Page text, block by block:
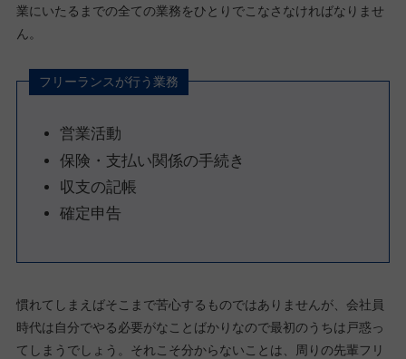
業にいたるまでの全ての業務をひとりでこなさなければなりませ
ん。
フリーランスが行う業務
営業活動
保険・支払い関係の手続き
収支の記帳
確定申告
慣れてしまえばそこまで苦心するものではありませんが、会社員
時代は自分でやる必要がなことばかりなので最初のうちは戸惑っ
てしまうでしょう。それこそ分からないことは、周りの先輩フリ